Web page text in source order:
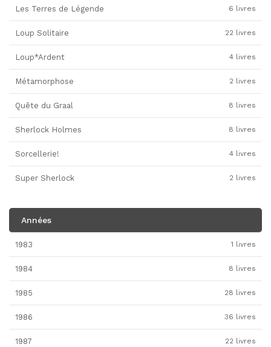
Les Terres de Légende 6 livres
Loup Solitaire 22 livres
Loup*Ardent 4 livres
Métamorphose 2 livres
Quête du Graal 8 livres
Sherlock Holmes 8 livres
Sorcellerie! 4 livres
Super Sherlock 2 livres
Années
1983 1 livres
1984 8 livres
1985 28 livres
1986 36 livres
1987 22 livres